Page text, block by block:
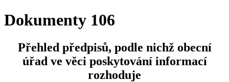
Dokumenty 106
Přehled předpisů, podle nichž obecní
úřad ve věci poskytování informací
rozhoduje